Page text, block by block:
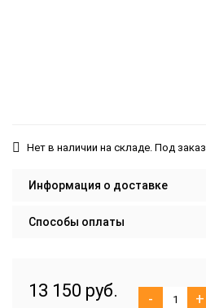
Нет в наличии на складе. Под заказ
Информация о доставке
Способы оплаты
13 150 руб. - +